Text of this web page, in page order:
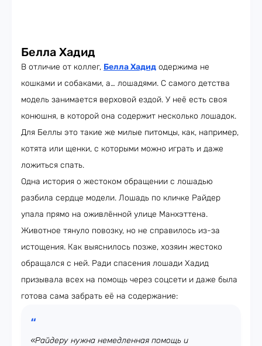
Белла Хадид
В отличие от коллег, Белла Хадид одержима не
кошками и собаками, а… лошадями. С самого детства
модель занимается верховой ездой. У неё есть своя
конюшня, в которой она содержит несколько лошадок.
Для Беллы это такие же милые питомцы, как, например,
котята или щенки, с которыми можно играть и даже
ложиться спать.
Одна история о жестоком обращении с лошадью
разбила сердце модели. Лошадь по кличке Райдер
упала прямо на оживлённой улице Манхэттена.
Животное тянуло повозку, но не справилось из-за
истощения. Как выяснилось позже, хозяин жестоко
обращался с ней. Ради спасения лошади Хадид
призывала всех на помощь через соцсети и даже была
готова сама забрать её на содержание:
«Райдеру нужна немедленная помощь и